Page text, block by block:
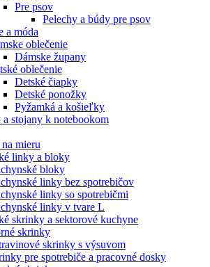
Pre psov
Pelechy a búdy pre psov
a móda
oblečenie
Dámske župany
oblečenie
Detské čiapky
Detské ponožky
Pyžamká a košieľky
stojany k notebookom
mieru
linky a bloky
bloky
linky bez spotrebičov
linky so spotrebičmi
linky v tvare L
skrinky a sektorové kuchyne
skrinky
skrinky s výsuvom
pre spotrebiče a pracovné dosky